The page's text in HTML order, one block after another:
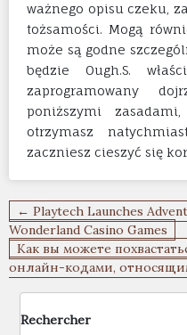
ważnego opisu czeku,
tożsamości. Mogą
może są godne
będzie Ough.S.
zaprogramowany
poniższymi
otrzymasz
zaczniesz cieszyć się
Navigation
de
l’article
← Playtech Launches
Wonderland Casino Games
Как вы можете
онлайн-кодами,
Rechercher